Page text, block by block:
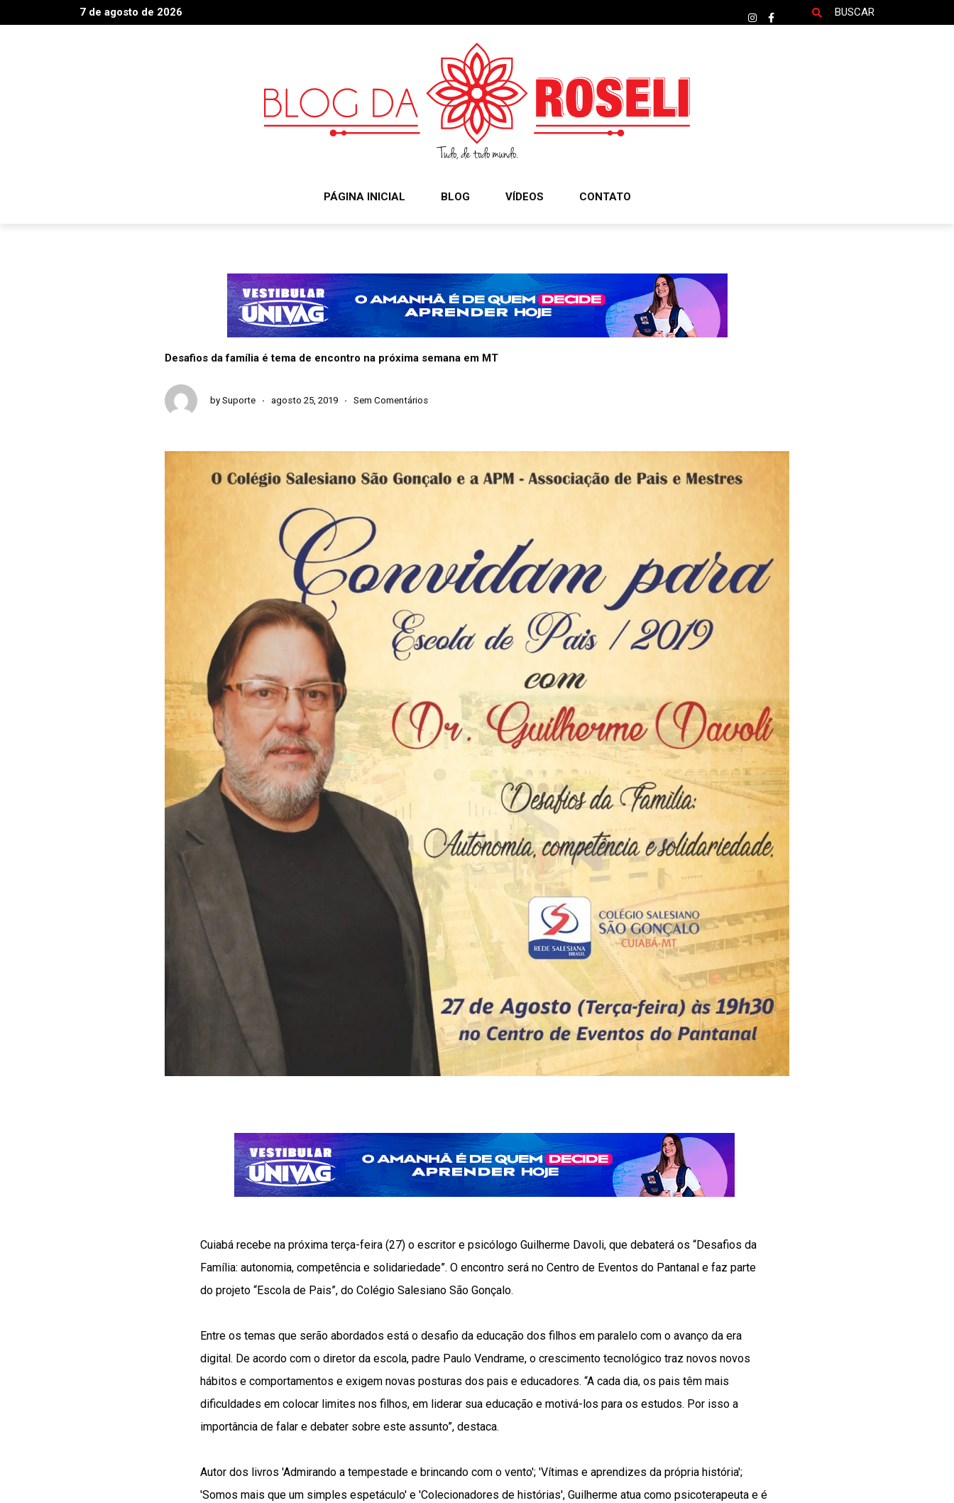
7 de agosto de 2026 BUSCAR
PÁGINA INICIAL BLOG VÍDEOS CONTATO
Desafios da família é tema de encontro na próxima semana em MT
by Suporte agosto 25, 2019 Sem Comentários
Cuiabá recebe na próxima terça-feira (27) o escritor e psicólogo Guilherme Davoli, que debaterá os “Desafios da
Família: autonomia, competência e solidariedade”. O encontro será no Centro de Eventos do Pantanal e faz parte
do projeto “Escola de Pais”, do Colégio Salesiano São Gonçalo.
Entre os temas que serão abordados está o desafio da educação dos filhos em paralelo com o avanço da era
digital. De acordo com o diretor da escola, padre Paulo Vendrame, o crescimento tecnológico traz novos novos
hábitos e comportamentos e exigem novas posturas dos pais e educadores. “A cada dia, os pais têm mais
dificuldades em colocar limites nos filhos, em liderar sua educação e motivá-los para os estudos. Por isso a
importância de falar e debater sobre este assunto”, destaca.
Autor dos livros 'Admirando a tempestade e brincando com o vento'; 'Vítimas e aprendizes da própria história';
'Somos mais que um simples espetáculo' e 'Colecionadores de histórias', Guilherme atua como psicoterapeuta e é